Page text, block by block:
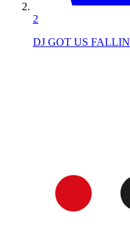
2
DJ GOT US